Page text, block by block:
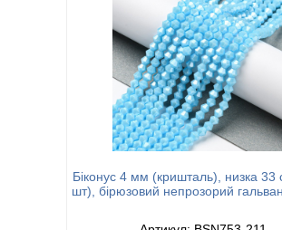
Біконус 4 мм (кришталь), низка 33
шт), бірюзовий непрозорий